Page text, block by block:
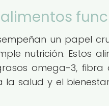
un papel
nutrición. Estos
omega-3, fibra
la salud y el